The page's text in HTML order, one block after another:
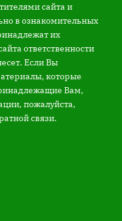
сайта и
в ознакомительных
их
ответственности
Если Вы
которые
Вам,
пожалуйста,
связи.